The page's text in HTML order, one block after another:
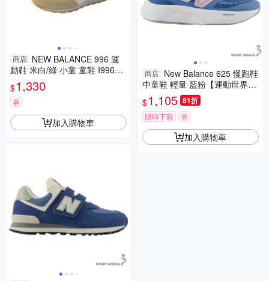
商店 NEW BALANCE 996 運
動鞋 米白/綠 小童 童鞋 I99628
Q-W no253
$1,330
券
加入購物車
商店 New Balance 625 慢跑鞋
中童鞋 輕量 藍粉【運動世界】
PT625NP-W
$1,105 81折
限時下殺 券
加入購物車